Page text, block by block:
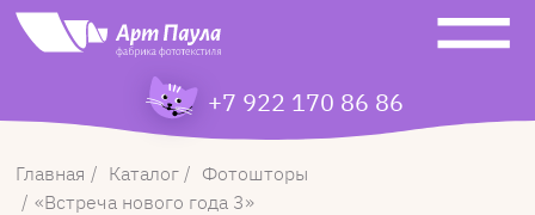
+7 922 170 86 86
Главная Каталог
Фотошторы
Встреча нового года 3